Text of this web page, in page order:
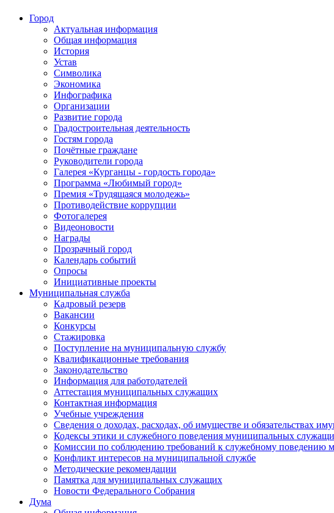
Город
Актуальная информация
Общая информация
История
Устав
Символика
Экономика
Инфографика
Организации
Развитие города
Градостроительная деятельность
Гостям города
Почётные граждане
Руководители города
Галерея «Курганцы - гордость города»
Программа «Любимый город»
Премия «Трудящаяся молодежь»
Противодействие коррупции
Фотогалерея
Видеоновости
Награды
Прозрачный город
Календарь событий
Опросы
Инициативные проекты
Муниципальная служба
Кадровый резерв
Вакансии
Конкурсы
Стажировка
Поступление на муниципальную службу
Квалификационные требования
Законодательство
Информация для работодателей
Аттестация муниципальных служащих
Контактная информация
Учебные учреждения
Сведения о доходах, расходах, об имуществе и обязательствах
Кодексы этики и служебного поведения муниципальных
Комиссии по соблюдению требований к служебному поведению
Конфликт интересов на муниципальной службе
Методические рекомендации
Памятка для муниципальных служащих
Новости Федерального Cобрания
Дума